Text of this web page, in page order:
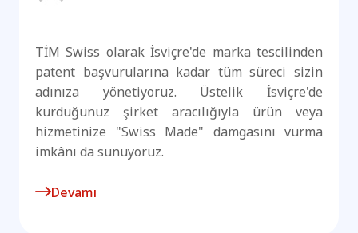
TİM Swiss olarak İsviçre'de marka tescilinden
patent başvurularına kadar tüm süreci sizin
adınıza yönetiyoruz. Üstelik İsviçre'de
kurduğunuz şirket aracılığıyla ürün veya
hizmetinize "Swiss Made" damgasını vurma
imkânı da sunuyoruz.
Devamı